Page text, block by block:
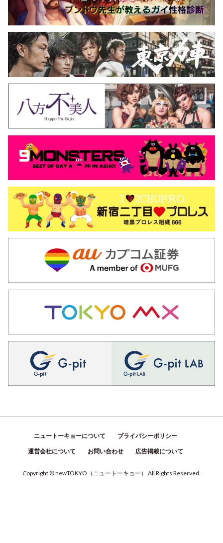
ニュートーキョーについて プライバシーポリシー
運営会社について お問い合わせ 広告掲載について
Copyright © newTOKYO （ ニュートーキョー ） All Rights Reserved.